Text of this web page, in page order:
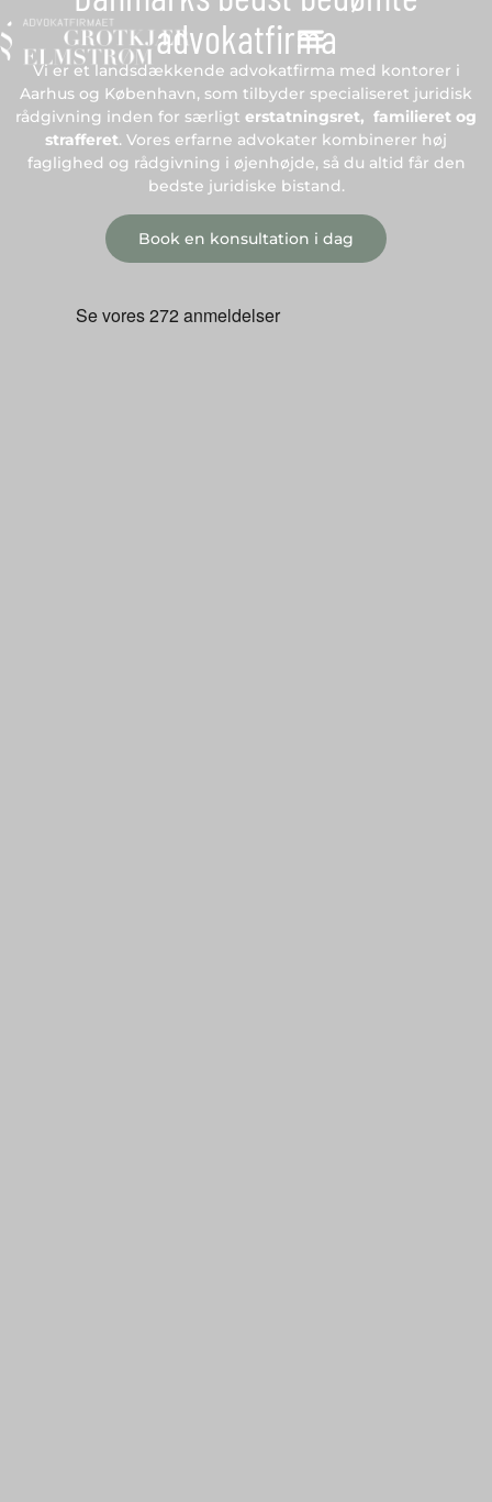
advokatfirma
Vi er et landsdækkende advokatfirma med kontorer i
Aarhus og København, som tilbyder specialiseret juridisk
rådgivning inden for særligt erstatningsret, familieret og
strafferet. Vores erfarne advokater kombinerer høj
faglighed og rådgivning i øjenhøjde, så du altid får den
bedste juridiske bistand.
Book en konsultation i dag